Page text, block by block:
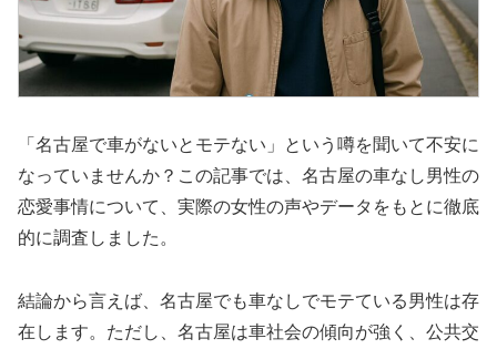
「名古屋で車がないとモテない」という噂を聞いて不安に
なっていませんか？この記事では、名古屋の車なし男性の
恋愛事情について、実際の女性の声やデータをもとに徹底
的に調査しました。
結論から言えば、名古屋でも車なしでモテている男性は存
在します。ただし、名古屋は車社会の傾向が強く、公共交